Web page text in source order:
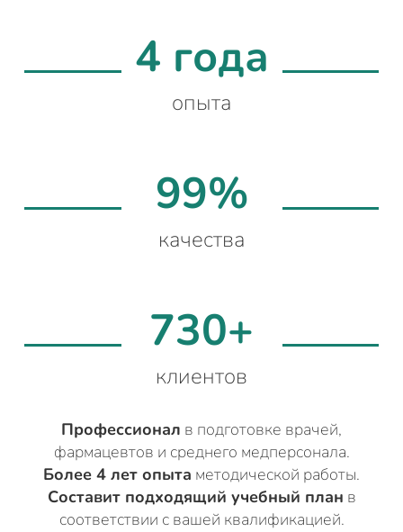
4 года
опыта
99%
качества
730+
клиентов
Профессионал в подготовке врачей,
фармацевтов и среднего медперсонала.
Более 4 лет опыта методической работы.
Составит подходящий учебный план в
соответствии с вашей квалификацией.